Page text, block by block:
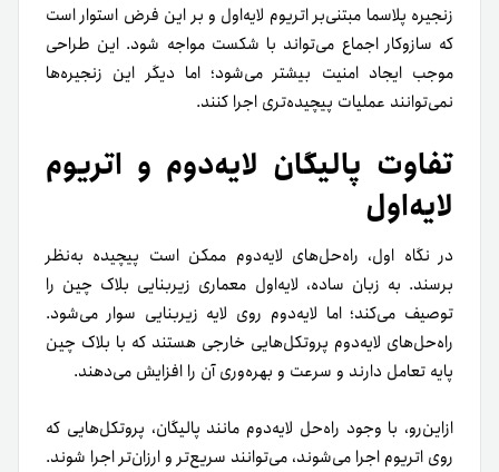
زنجیره پلاسما مبتنی‌بر اتریوم لایه‌اول و بر این فرض استوار است
که سازوکار اجماع می‌تواند با شکست مواجه شود. این طراحی
موجب ایجاد امنیت بیشتر می‌شود؛ اما دیگر این زنجیره‌ها
نمی‌توانند عملیات پیچیده‌تری اجرا کنند.
تفاوت پالیگان لایه‌دوم و اتریوم
لایه‌اول
در نگاه اول، راه‌حل‌های لایه‌دوم ممکن است پیچیده به‌نظر
برسند. به زبان ساده، لایه‌اول معماری زیربنایی بلاک چین را
توصیف می‌کند؛ اما لایه‌دوم روی لایه زیربنایی سوار می‌شود.
راه‌حل‌های لایه‌دوم پروتکل‌هایی خارجی هستند که با بلاک چین
پایه تعامل دارند و سرعت و بهره‌وری آن را افزایش می‌دهند.
ازاین‌رو، با وجود راه‌حل لایه‌دوم مانند پالیگان، پروتکل‌هایی که
روی اتریوم اجرا می‌شوند، می‌توانند سریع‌تر و ارزان‌تر اجرا شوند.